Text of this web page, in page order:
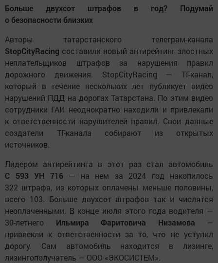
Больше двухсот штрафов в год? Подумай
о безопасности близких
Авторы татарстанского телеграм-канала
StopCityRacing составили новый антирейтинг злостных
неплательщиков штрафов за нарушения правил
дорожного движения. StopCityRacing — ТГ-канал,
который в течение нескольких лет публикует видео
нарушений ПДД на дорогах Татарстана. По этим видео
сотрудники ГАИ неоднократно находили и привлекали
к ответственности нарушителей правил. Свои данные
создатели ТГ-канала собирают из открытых
источников.
Лидером антирейтинга в этот раз стал автомобиль
С 593 УН 716 — на нем за 2024 год накопилось
322 штрафа, из которых оплачены меньше половины,
всего 103. Больше двухсот штрафов так и числятся
неоплаченными. В конце июля этого года водителя —
30-летнего Ильмира Фаритовича Низамова —
привлекли к ответственности за то, что не уступил
дорогу. Сам автомобиль находится в лизинге,
лизингополучатель — ООО «ЭКОСИСТЕМ».